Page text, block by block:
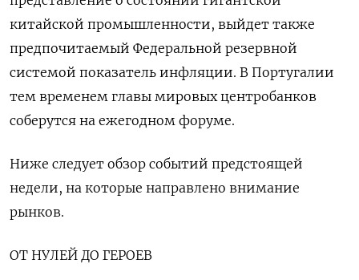
китайской промышленности, выйдет также
предпочитаемый Федеральной резервной
системой показатель инфляции. В Португалии
тем временем главы мировых центробанков
соберутся на ежегодном форуме.
Ниже следует обзор событий предстоящей
недели, на которые направлено внимание
рынков.
ОТ НУЛЕЙ ДО ГЕРОЕВ